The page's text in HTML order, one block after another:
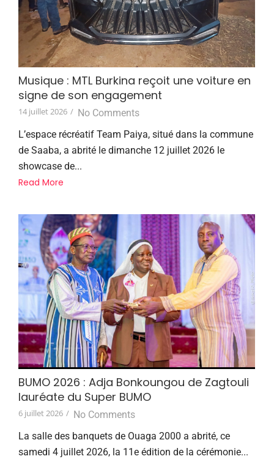
Musique : MTL Burkina reçoit une voiture en
signe de son engagement
14 juillet 2026 / No Comments
L’espace récréatif Team Paiya, situé dans la commune
de Saaba, a abrité le dimanche 12 juillet 2026 le
showcase de...
Read More
BUMO 2026 : Adja Bonkoungou de Zagtouli
lauréate du Super BUMO
6 juillet 2026 / No Comments
La salle des banquets de Ouaga 2000 a abrité, ce
samedi 4 juillet 2026, la 11e édition de la cérémonie...